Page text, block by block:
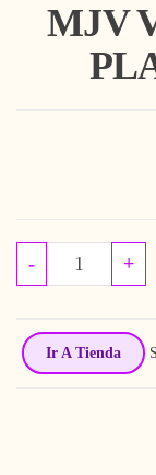
MJV
- MJV +
Ir A Tienda